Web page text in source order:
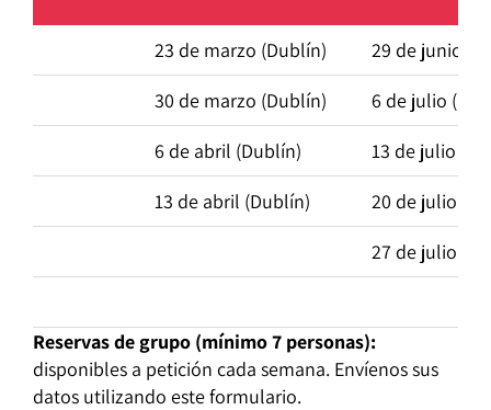
23 de marzo (Dublín)
29 de junio
30 de marzo (Dublín)
6 de julio
6 de abril (Dublín)
13 de julio
13 de abril (Dublín)
20 de julio
27 de julio
Reservas de grupo (mínimo 7 personas):
disponibles a petición cada semana. Envíenos sus
datos utilizando este formulario.